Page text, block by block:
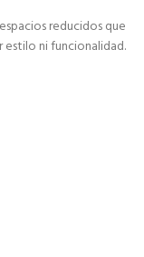
reducidos que
estilo ni funcionalidad.